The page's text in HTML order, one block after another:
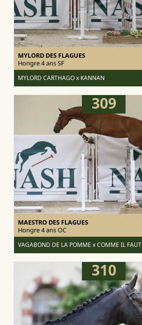
MYLORD DES FLAGUES
Hongre 4 ansSF
MYLORD CARTHAGO x KANNAN
309
MAESTRO DES FLAGUES
Hongre 4 ansOC
VAGABOND DE LA POMME x COMME IL FAUT
310